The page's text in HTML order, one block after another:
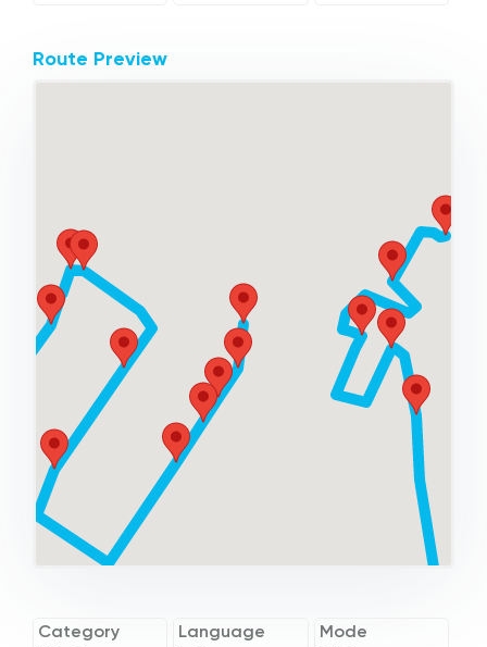
Route Preview
Category Language Mode